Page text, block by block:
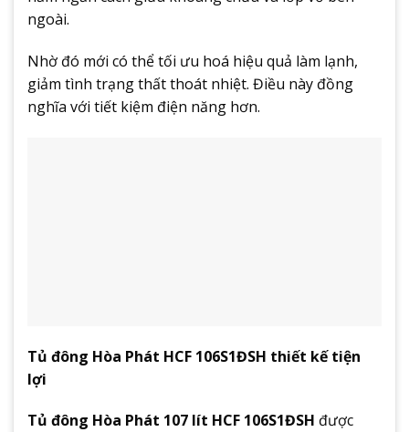
ngoài.
Nhờ đó mới có thể tối ưu hoá hiệu quả làm lạnh,
giảm tình trạng thất thoát nhiệt. Điều này đồng
nghĩa với tiết kiệm điện năng hơn.
Tủ đông Hòa Phát HCF 106S1ĐSH thiết kế tiện
lợi
Tủ đông Hòa Phát 107 lít HCF 106S1ĐSH được